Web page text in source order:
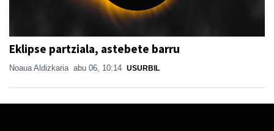
Eklipse partziala, astebete barru
Noaua Aldizkaria abu 06, 10:14 USURBIL